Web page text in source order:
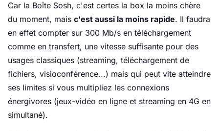
Car la Boîte Sosh, c'est certes la box la moins chère
du moment, mais c'est aussi la moins rapide. Il faudra
en effet compter sur 300 Mb/s en téléchargement
comme en transfert, une vitesse suffisante pour des
usages classiques (streaming, téléchargement de
fichiers, visioconférence...) mais qui peut vite atteindre
ses limites si vous multipliez les connexions
énergivores (jeux-vidéo en ligne et streaming en 4G en
simultané).